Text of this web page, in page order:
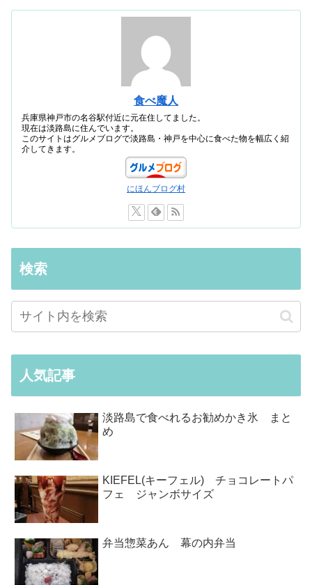
食べ魔人
兵庫県神戸市の名谷駅付近に元在住してました。
現在は淡路島に住んでいます。
このサイトはグルメブログで淡路島・神戸を中心に食べた物を幅広く紹
介してきます。
にほんブログ村
検索
人気記事
淡路島で食べれるお勧めかき氷 まと
め
KIEFEL(キーフェル) チョコレートパ
フェ ジャンボサイズ
弁当惣菜あん 幕の内弁当